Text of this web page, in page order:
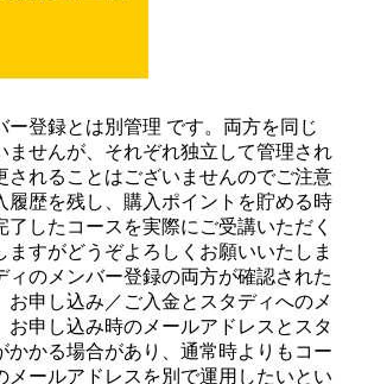
ー登録とは別管理 です。両方を同じ
せんが、 それぞれ独立して管理され
されることはございませんのでご注意
履歴を残し、購入ポイントを貯める時
したコースを実際にご受講いただく
すがどうぞよろしくお願いいたしま
のメンバー登録の両方が確認された
お申し込み／ご入金とスタディへのメ
お申し込み時のメールアドレスとスタ
かる場合があり、通常時よりもコー
ールアドレスを別で運用したいとい